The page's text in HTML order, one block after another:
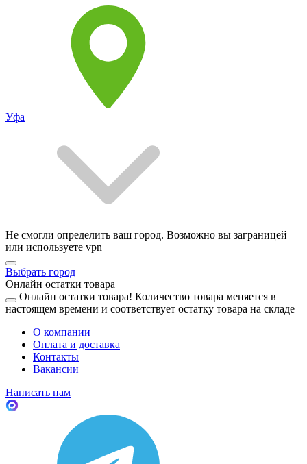
Уфа
Не смогли определить ваш город. Возможно вы заграницей
или используете vpn
Выбрать город
Онлайн остатки товара
Онлайн остатки товара! Количество товара меняется в
настоящем времени и соответствует остатку товара на складе
О компании
Оплата и доставка
Контакты
Вакансии
Написать нам